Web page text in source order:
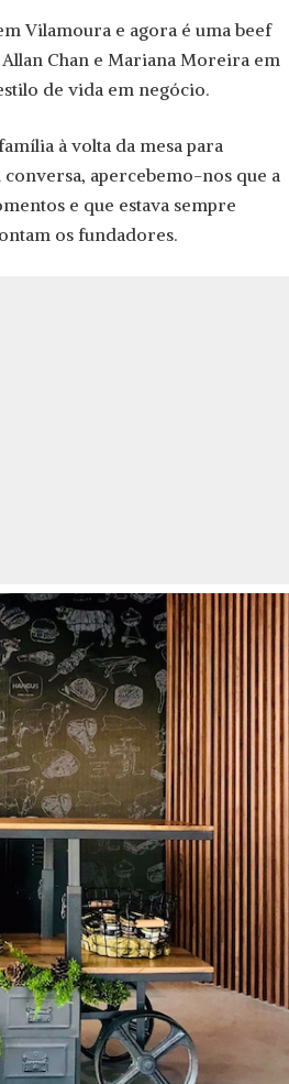
Vilamoura e agora é uma beef
Chan e Mariana Moreira em
de vida em negócio.
à volta da mesa para
apercebemo-nos que a
e que estava sempre
os fundadores.